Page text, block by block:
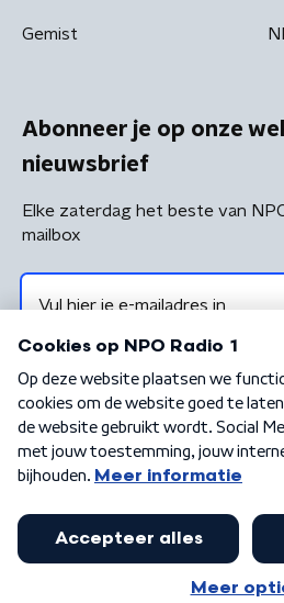
Gemist
Abonneer je op onze
nieuwsbrief
Elke zaterdag het beste van
mailbox
Algemene voorwaarden